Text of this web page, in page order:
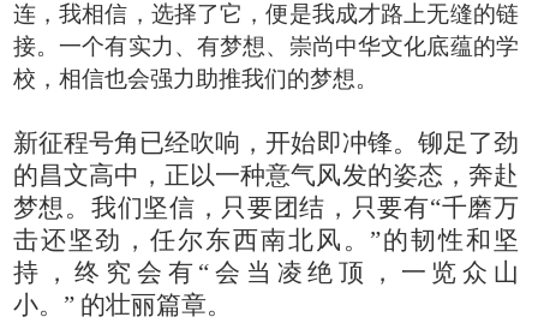
连，我相信，选择了它，便是我成才路上无缝的链
接。一个有实力、有梦想、崇尚中华文化底蕴的学
校，相信也会强力助推我们的梦想。
新征程号角已经吹响，开始即冲锋。铆足了劲
的昌文高中，正以一种意气风发的姿态，奔赴
梦想。我们坚信，只要团结，只要有“千磨万
击还坚劲，任尔东西南北风。 ”的韧性和坚
持，终究会有 “会当凌绝顶，一览众山
小。”‌ 的壮丽篇章。